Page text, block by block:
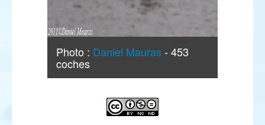
Photo : Daniel Mauras - 453
coches